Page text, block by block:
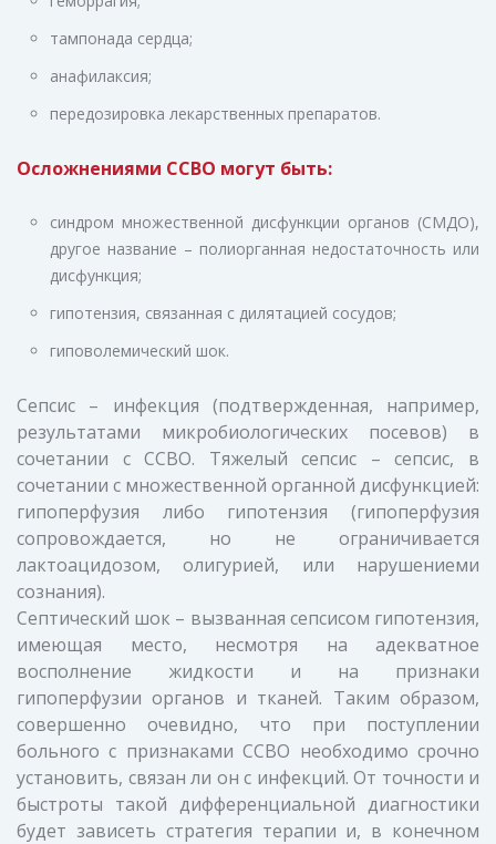
тампонада сердца;
анафилаксия;
передозировка лекарственных препаратов.
Осложнениями ССВО могут быть:
синдром множественной дисфункции органов (СМДО),
другое название – полиорганная недостаточность или
дисфункция;
гипотензия, связанная с дилятацией сосудов;
гиповолемический шок.
Сепсис – инфекция (подтвержденная, например,
результатами микробиологических посевов) в
сочетании с CСВО. Тяжелый сепсис – сепсис, в
сочетании с множественной органной дисфункцией:
гипоперфузия либо гипотензия (гипоперфузия
сопровождается, но не ограничивается
лактоацидозом, олигурией, или нарушениеми
сознания).
Септический шок – вызванная сепсисом гипотензия,
имеющая место, несмотря на адекватное
восполнение жидкости и на признаки
гипоперфузии органов и тканей. Таким образом,
совершенно очевидно, что при поступлении
больного с признаками ССВО необходимо срочно
установить, связан ли он с инфекций. От точности и
быстроты такой дифференциальной диагностики
будет зависеть стратегия терапии и, в конечном